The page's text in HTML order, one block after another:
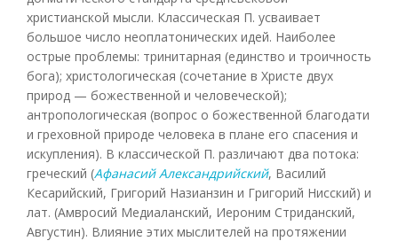
христианской мысли. Классическая П. усваивает
большое число неоплатонических идей. Наиболее
острые проблемы: тринитарная (единство и троичность
бога); христологическая (сочетание в Христе двух
природ — божественной и человеческой);
антропологическая (вопрос о божественной благодати
и греховной природе человека в плане его спасения и
искупления). В классической П. различают два потока:
греческий (Афанасий Александрийский, Василий
Кесарийский, Григорий Назианзин и Григорий Нисский) и
лат. (Амвросий Медиаланский, Иероним Стриданский,
Августин). Влияние этих мыслителей на протяжении